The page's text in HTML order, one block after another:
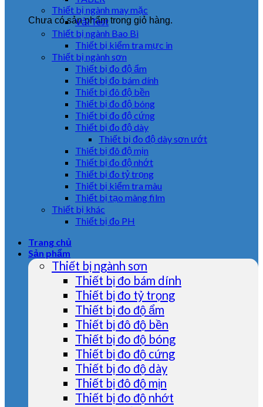
Chưa có sản phẩm trong giỏ hàng.
Thiết bị ngành may mặc
Vải Test
Thiết bị ngành Bao Bì
Thiết bị kiểm tra mực in
Thiết bị ngành sơn
Thiết bị đo độ ẩm
Thiết bị đo bám dính
Thiết bị đô độ bền
Thiết bị đo độ bóng
Thiết bị đo độ cứng
Thiết bị đo độ dày
Thiết bị đo độ dày sơn ướt
Thiết bị đô độ mịn
Thiết bị đo độ nhớt
Thiết bị đo tỷ trọng
Thiết bị kiểm tra màu
Thiết bị tạo màng film
Thiết bị khác
Thiết bị đo PH
Trang chủ
Sản phẩm
Thiết bị ngành sơn
Thiết bị đo bám dính
Thiết bị đo tỷ trọng
Thiết bị đo độ ẩm
Thiết bị đô độ bền
Thiết bị đo độ bóng
Thiết bị đo độ cứng
Thiết bị đo độ dày
Thiết bị đô độ mịn
Thiết bị đo độ nhớt